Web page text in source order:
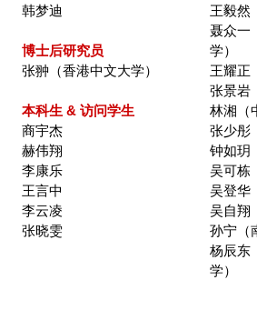
2014
2013
韩梦迪
博士后研究员
张翀（香港中文大学）
本科生 & 访问学生
商宇杰
赫伟翔
李康乐
王言中
李云凌
张晓雯
王毅然
聂众一
学）
王耀正
张景岩
林湘（
张少彤
钟如玥
吴可栋
吴登华
吴自翔
孙宁（
杨辰东
学）